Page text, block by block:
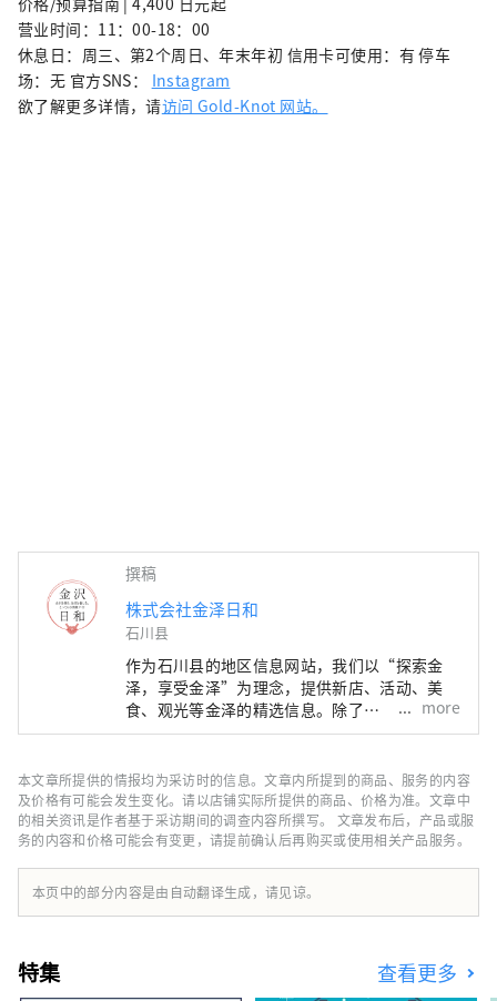
营业时间：11：00-18：00
休息日：周三、第2个周日、年末年初 信用卡可使用：有 停车
场：无 官方SNS： Instagram
欲了解更多详情，请访问 Gold-Knot 网站。
撰稿
株式会社金泽日和
石川县
作为石川县的地区信息网站，我们以“探索金
泽，享受金泽”为理念，提供新店、活动、美
食、观光等金泽的精选信息。除了
“SmartNews”、“goo news”等日本国内媒
等海外媒体合作，向世界广泛传播石川县的魅
力。
more
本文章所提供的情报均为采访时的信息。文章内所提到的商品、服务的内容
及价格有可能会发生变化。请以店铺实际所提供的商品、价格为准。文章中
的相关资讯是作者基于采访期间的调查内容所撰写。 文章发布后，产品或服
务的内容和价格可能会有变更，请提前确认后再购买或使用相关产品服务。
本页中的部分内容是由自动翻译生成，请见谅。
特集 查看更多